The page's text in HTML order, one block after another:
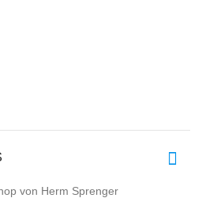
von Herm Sprenger